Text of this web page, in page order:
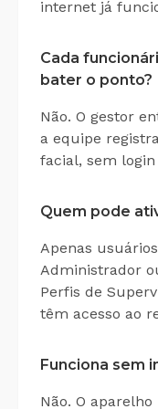
internet já
Cada
bater o ponto?
Não. O gestor
a equipe
facial, sem login
Quem pode
Apenas
Administrador
Perfis de
têm acesso ao
Funciona sem
Não. O